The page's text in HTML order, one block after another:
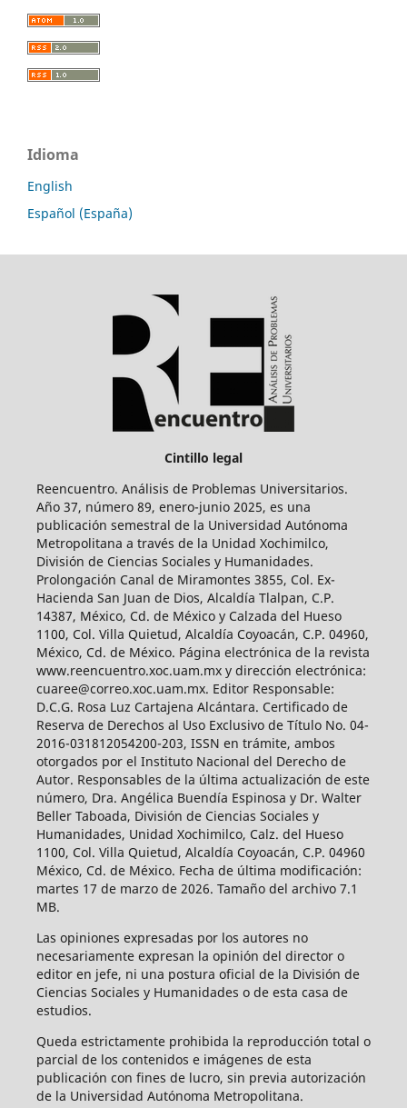
Idioma
English
Español (España)
Cintillo legal
Reencuentro. Análisis de Problemas Universitarios.
Año 37, número 89, enero-junio 2025, es una
publicación semestral de la Universidad Autónoma
Metropolitana a través de la Unidad Xochimilco,
División de Ciencias Sociales y Humanidades.
Prolongación Canal de Miramontes 3855, Col. Ex-
Hacienda San Juan de Dios, Alcaldía Tlalpan, C.P.
14387, México, Cd. de México y Calzada del Hueso
1100, Col. Villa Quietud, Alcaldía Coyoacán, C.P. 04960,
México, Cd. de México. Página electrónica de la revista
www.reencuentro.xoc.uam.mx y dirección electrónica:
cuaree@correo.xoc.uam.mx. Editor Responsable:
D.C.G. Rosa Luz Cartajena Alcántara. Certificado de
Reserva de Derechos al Uso Exclusivo de Título No. 04-
2016-031812054200-203, ISSN en trámite, ambos
otorgados por el Instituto Nacional del Derecho de
Autor. Responsables de la última actualización de este
número, Dra. Angélica Buendía Espinosa y Dr. Walter
Beller Taboada, División de Ciencias Sociales y
Humanidades, Unidad Xochimilco, Calz. del Hueso
1100, Col. Villa Quietud, Alcaldía Coyoacán, C.P. 04960
México, Cd. de México. Fecha de última modificación:
martes 17 de marzo de 2026. Tamaño del archivo 7.1
MB.
Las opiniones expresadas por los autores no
necesariamente expresan la opinión del director o
editor en jefe, ni una postura oficial de la División de
Ciencias Sociales y Humanidades o de esta casa de
estudios.
Queda estrictamente prohibida la reproducción total o
parcial de los contenidos e imágenes de esta
publicación con fines de lucro, sin previa autorización
de la Universidad Autónoma Metropolitana.